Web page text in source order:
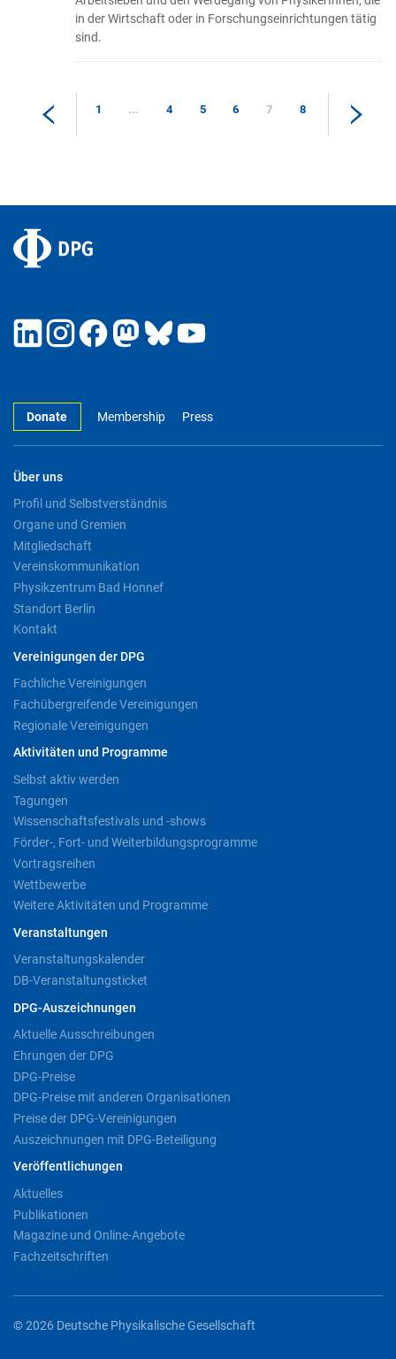
in der Wirtschaft oder in Forschungseinrichtungen tätig
sind.
1 ... 4 5 6 7 8
Donate Membership Press
Über uns
Profil und Selbstverständnis
Organe und Gremien
Mitgliedschaft
Vereinskommunikation
Physikzentrum Bad Honnef
Standort Berlin
Kontakt
Vereinigungen der DPG
Fachliche Vereinigungen
Fachübergreifende Vereinigungen
Regionale Vereinigungen
Aktivitäten und Programme
Selbst aktiv werden
Tagungen
Wissenschaftsfestivals und -shows
Förder-, Fort- und Weiterbildungsprogramme
Vortragsreihen
Wettbewerbe
Weitere Aktivitäten und Programme
Veranstaltungen
Veranstaltungskalender
DB-Veranstaltungsticket
DPG-Auszeichnungen
Aktuelle Ausschreibungen
Ehrungen der DPG
DPG-Preise
DPG-Preise mit anderen Organisationen
Preise der DPG-Vereinigungen
Auszeichnungen mit DPG-Beteiligung
Veröffentlichungen
Aktuelles
Publikationen
Magazine und Online-Angebote
Fachzeitschriften
© 2026 Deutsche Physikalische Gesellschaft